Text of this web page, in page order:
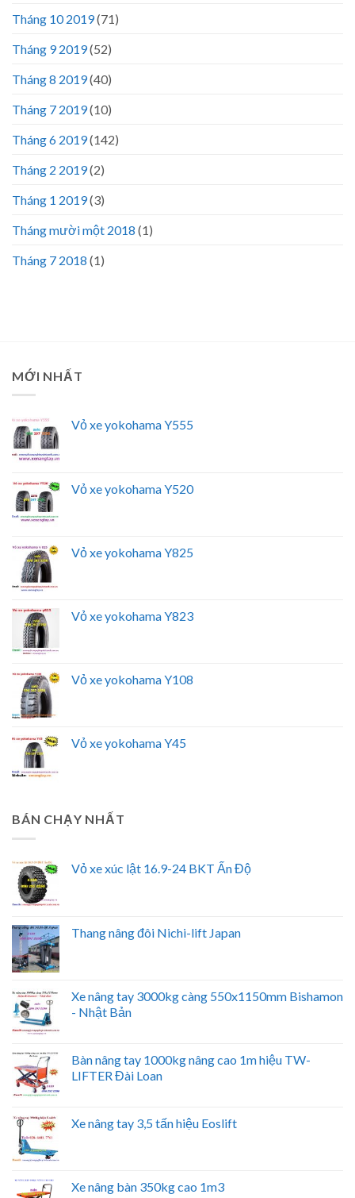
Tháng 10 2019(71)
Tháng 9 2019(52)
Tháng 8 2019(40)
Tháng 7 2019(10)
Tháng 6 2019(142)
Tháng 2 2019(2)
Tháng 1 2019(3)
Tháng mười một 2018 (1)
Tháng 7 2018 (1)
MỚI NHẤT
Vỏ xe yokohama Y555
Vỏ xe yokohama Y520
Vỏ xe yokohama Y825
Vỏ xe yokohama Y823
Vỏ xe yokohama Y108
Vỏ xe yokohama Y45
BÁN CHẠY NHẤT
Vỏ xe xúc lật 16.9-24 BKT Ấn Độ
Thang nâng đôi Nichi-lift Japan
Xe nâng tay 3000kg càng 550x1150mm Bishamon
- Nhật Bản
Bàn nâng tay 1000kg nâng cao 1m hiệu TW-
LIFTER Đài Loan
Xe nâng tay 3,5 tấn hiệu Eoslift
Xe nâng bàn 350kg cao 1m3